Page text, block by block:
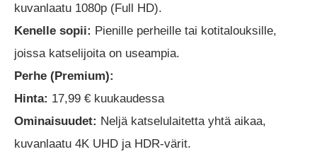
kuvanlaatu 1080p (Full HD).
Kenelle sopii: Pienille perheille tai kotitalouksille,
joissa katselijoita on useampia.
Perhe (Premium):
Hinta: 17,99 € kuukaudessa
Ominaisuudet: Neljä katselulaitetta yhtä aikaa,
kuvanlaatu 4K UHD ja HDR-värit.